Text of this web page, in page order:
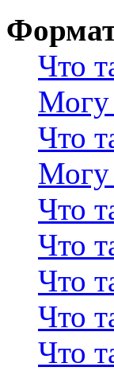
Что
Могу
Что
Могу
Что
Что
Что
Что
Что